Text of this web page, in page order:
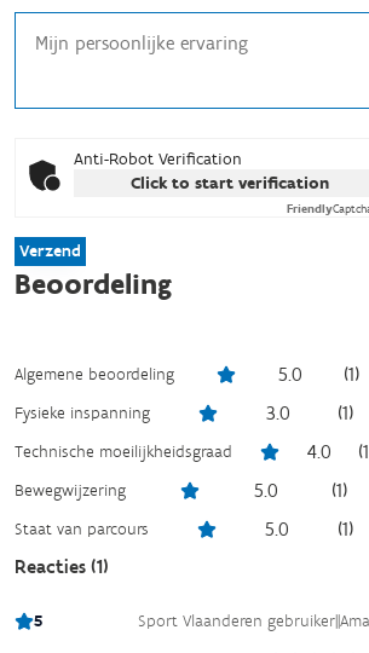
Anti-Robot Verification
Click to start verification
Friendly
Verzend
Beoordeling
Algemene beoordeling 5.0 (1)
Fysieke inspanning 3.0 (1)
Technische moeilijkheidsgraad 4.0 (1
Bewegwijzering 5.0 (1)
Staat van parcours 5.0 (1)
Reacties (1)
5 Sport Vlaanderen gebruiker||